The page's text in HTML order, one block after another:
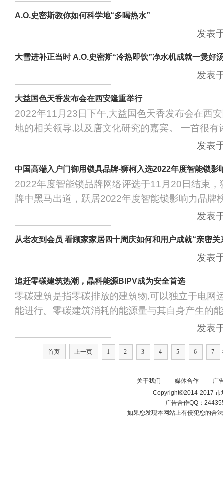
A.O.史密斯教你如何科学地“多喝热水”
发表
大雪进补正当时 A.O.史密斯“冷热即饮”净水机成就一煲好
发表
大益国色天香发布会在西安隆重举行
2022年11月23日下午,大益国色天香发布会在西
地的相关领导,以及唐文化研究的嘉宾。 一首很有
发表
中国高端入户门御用锁具品牌-狮柯入选2022年度智能锁影
2022年度智能锁品牌网络评选于11月20日结束
牌中黑马出道，跃居2022年度智能锁影响力品牌
发表
从老友到会员 看顾家家居四十周庆如何和用户成就“亲密关
发表
追赶零碳建筑热潮，晶科能源BIPV成为安全首选
零碳建筑是指零碳排放的建筑物,可以独立于电网
能进行。零碳建筑消耗的能源量与其自身产生的
发表
首页 上一页 1 2 3 4 5 6 7
关于我们 - 媒体合作 - 广
Copyright©2014-2017 市
广告合作QQ：
如果您发现本网站上有侵犯您的合